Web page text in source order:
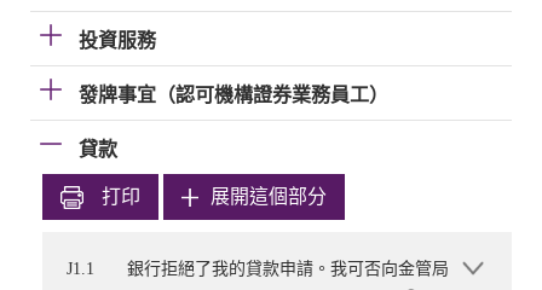
投資服務
發牌事宜（認可機構證券業務員工）
貸款
打印 展開這個部分
J1.1
銀行拒絕了我的貸款申請。我可否向金管局